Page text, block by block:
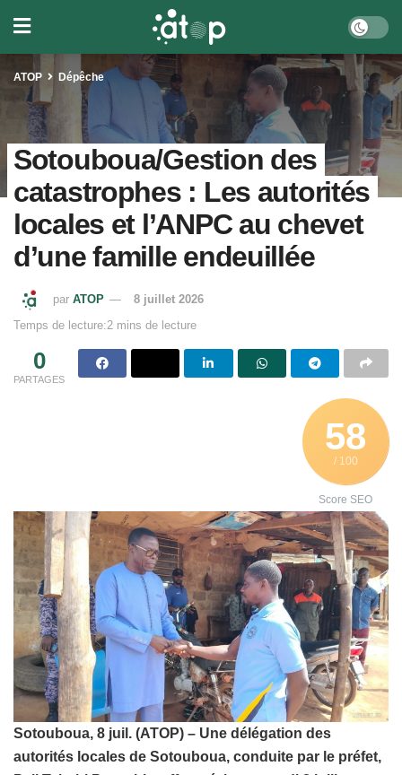
ATOP Dépêche
Sotouboua/Gestion des
catastrophes : Les autorités
locales et l’ANPC au chevet
d’une famille endeuillée
par ATOP
8 juillet 2026
Temps de lecture:2 mins de lecture
0
PARTAGES
58
/ 100
Score SEO
Sotouboua, 8 juil. (ATOP) – Une délégation des
autorités locales de Sotouboua, conduite par le préfet,